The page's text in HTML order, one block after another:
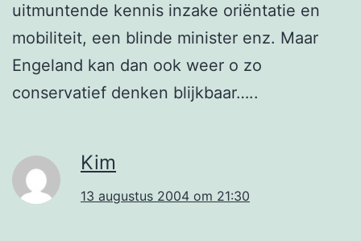
uitmuntende kennis inzake oriëntatie en
mobiliteit, een blinde minister enz. Maar
Engeland kan dan ook weer o zo
conservatief denken blijkbaar…..
Kim
13 augustus 2004 om 21:30